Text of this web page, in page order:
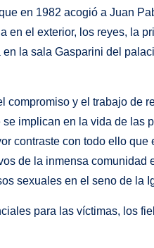
en 1982 acogió a Juan
en el exterior, los reyes, la
la sala Gasparini del
compromiso y el trabajo de
implican en la vida de las
contraste con todo ello que
de la inmensa comunidad
sexuales en el seno de la
para las víctimas, los